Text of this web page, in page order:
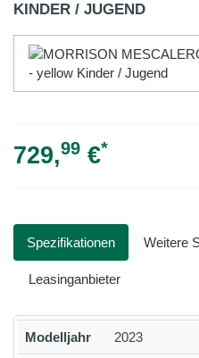
KINDER / JUGEND
729,99 €*
Spezifikationen Weitere
Leasinganbieter
Modelljahr 2023